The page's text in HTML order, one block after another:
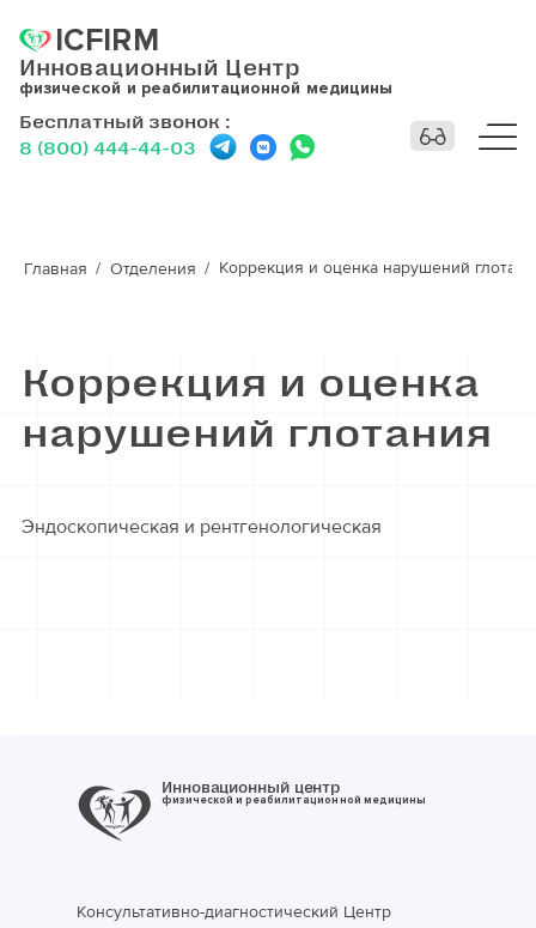
ICFIRM
Инновационный Центр
физической и реабилитационной медицины
Бесплатный звонок :
8 (800) 444-44-03
Главная Отделения Коррекция и оценка нарушений
Коррекция и оценка
нарушений глотания
Эндоскопическая и рентгенологическая
Инновационный центр
физической и реабилитационной медицины
Консультативно-диагностический Центр